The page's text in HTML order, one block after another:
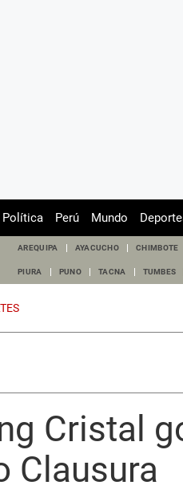
Política Perú Mundo
AREQUIPA AYACUCHO CHIMBOTE
PIURA PUNO TACNA TUMBES
Cristal
Clausura